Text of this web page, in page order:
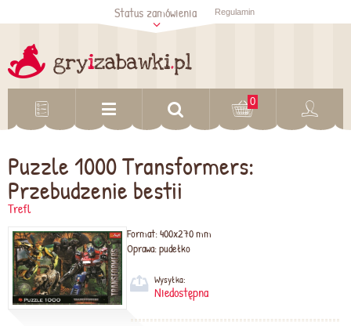
Sprawdź status
zamówienia
Status zamówienia Regulamin
0
Puzzle 1000 Transformers:
Przebudzenie bestii
Trefl
Format:400x270 mm
Oprawa:pudełko
Wysyłka:
Niedostępna